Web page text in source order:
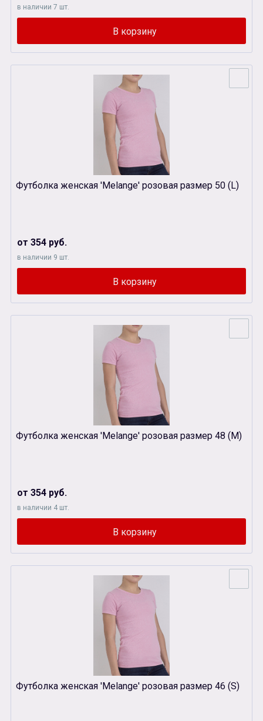
в наличии 7 шт.
Футболка женская 'Melange' розовая размер 50 (L)
от 354 руб.
в наличии 9 шт.
Футболка женская 'Melange' розовая размер 48 (M)
от 354 руб.
в наличии 4 шт.
Футболка женская 'Melange' розовая размер 46 (S)